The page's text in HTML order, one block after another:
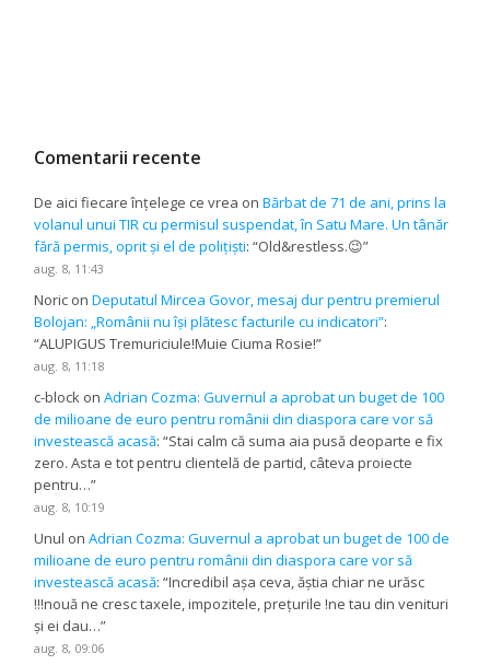
Comentarii recente
De aici fiecare înțelege ce vrea onBărbat de 71 de ani, prins la
volanul unui TIR cu permisul suspendat, în Satu Mare. Un tânăr
fără permis, oprit și el de polițiști: “Old&restless.😉”
aug. 8, 11:43
Noric onDeputatul Mircea Govor, mesaj dur pentru premierul
Bolojan: „Românii nu își plătesc facturile cu indicatori”:
“ALUPIGUS Tremuriciule!Muie Ciuma Rosie!”
aug. 8, 11:18
c-block onAdrian Cozma: Guvernul a aprobat un buget de 100
de milioane de euro pentru românii din diaspora care vor să
investească acasă: “Stai calm că suma aia pusă deoparte e fix
zero. Asta e tot pentru clientelă de partid, câteva proiecte
pentru…”
aug. 8, 10:19
Unul onAdrian Cozma: Guvernul a aprobat un buget de 100 de
milioane de euro pentru românii din diaspora care vor să
investească acasă: “Incredibil așa ceva, ăștia chiar ne urăsc
!!!nouă ne cresc taxele, impozitele, prețurile !ne tau din venituri
și ei dau…”
aug. 8, 09:06